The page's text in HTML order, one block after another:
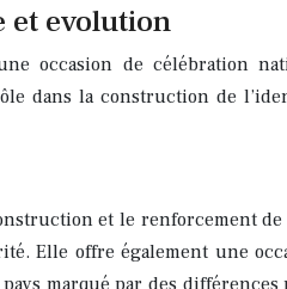
et evolution
occasion de célébration
dans la construction de
et le renforcement
Elle offre également une
marqué par des